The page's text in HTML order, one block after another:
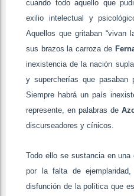
cuando todo aquello que
exilio intelectual y
Aquellos que gritaban “vivan
sus brazos la carroza de
inexistencia de la nación
y supercherías que pasaban
Siempre habrá un país
represente, en palabras de
discurseadores y cínicos.
Todo ello se sustancia en
por la falta de
disfunción de la política que